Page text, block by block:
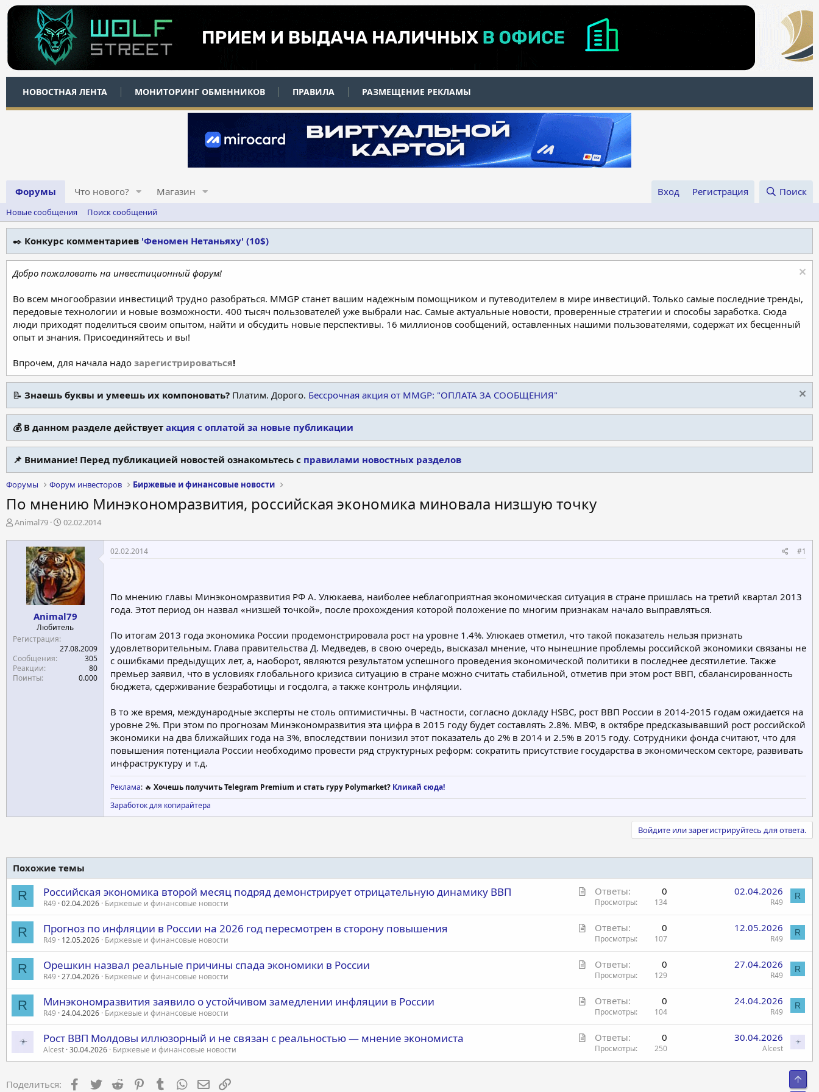
НОВОСТНАЯ ЛЕНТА МОНИТОРИНГ ОБМЕННИКОВ ПРАВИЛА РАЗМЕЩЕНИЕ РЕКЛАМЫ
Форумы Что нового? Магазин Вход Регистрация Поиск
Новые сообщения Поиск сообщений
✒️ Конкурс комментариев 'Феномен Нетаньяху' (10$)
Добро пожаловать на инвестиционный форум!
Во всем многообразии инвестиций трудно разобраться. MMGP станет вашим надежным помощником и путеводителем в мире инвестиций. Только самые последние тренды,
передовые технологии и новые возможности. 400 тысяч пользователей уже выбрали нас. Самые актуальные новости, проверенные стратегии и способы заработка. Сюда
люди приходят поделиться своим опытом, найти и обсудить новые перспективы. 16 миллионов сообщений, оставленных нашими пользователями, содержат их бесценный
опыт и знания. Присоединяйтесь и вы!
Впрочем, для начала надо зарегистрироваться!
📝 Знаешь буквы и умеешь их компоновать? Платим. Дорого. Бессрочная акция от MMGP: "ОПЛАТА ЗА СООБЩЕНИЯ"
💰 В данном разделе действует акция с оплатой за новые публикации
📌 Внимание! Перед публикацией новостей ознакомьтесь с правилами новостных разделов
Форумы Форум инвесторов Биржевые и финансовые новости
По мнению Минэкономразвития, российская экономика миновала низшую точку
А
т
Animal79
Д
т
а
н
а
ч
а
а
02.02.2014
Animal79
Любитель
Регистрация
27.08.2009
Сообщения
305
Реакции
80
Поинты
0.000
02.02.2014 #1
По мнению главы Минэкономразвития РФ А. Улюкаева, наиболее неблагоприятная экономическая ситуация в стране пришлась на третий квартал 2013
года. Этот период он назвал «низшей точкой», после прохождения которой положение по многим признакам начало выправляться.
По итогам 2013 года экономика России продемонстрировала рост на уровне 1.4%. Улюкаев отметил, что такой показатель нельзя признать
удовлетворительным. Глава правительства Д. Медведев, в свою очередь, высказал мнение, что нынешние проблемы российской экономики связаны не
с ошибками предыдущих лет, а, наоборот, являются результатом успешного проведения экономической политики в последнее десятилетие. Также
премьер заявил, что в условиях глобального кризиса ситуацию в стране можно считать стабильной, отметив при этом рост ВВП, сбалансированность
бюджета, сдерживание безработицы и госдолга, а также контроль инфляции.
В то же время, международные эксперты не столь оптимистичны. В частности, согласно докладу HSBC, рост ВВП России в 2014-2015 годам ожидается на
уровне 2%. При этом по прогнозам Минэкономразвития эта цифра в 2015 году будет составлять 2.8%. МВФ, в октябре предсказывавший рост российской
экономики на два ближайших года на 3%, впоследствии понизил этот показатель до 2% в 2014 и 2.5% в 2015 году. Сотрудники фонда считают, что для
повышения потенциала России необходимо провести ряд структурных реформ: сократить присутствие государства в экономическом секторе, развивать
инфраструктуру и т.д.
Реклама: 🔥 Хочешь получить Telegram Premium и стать гуру Polymarket? Кликай сюда!
Заработок для копирайтера
Войдите или зарегистрируйтесь для ответа.
Похожие темы
R
С
т
Российская экономика второй месяц подряд демонстрирует отрицательную динамику ВВП
R49 02.04.2026 Биржевые и финансовые новости
Ответы 0
Просмотры 134
02.04.2026
R49
R
R
С
т
Прогноз по инфляции в России на 2026 год пересмотрен в сторону повышения
R49 12.05.2026 Биржевые и финансовые новости
Ответы 0
Просмотры 107
12.05.2026
R49
R
R
С
т
Орешкин назвал реальные причины спада экономики в России
R49 27.04.2026 Биржевые и финансовые новости
Ответы 0
Просмотры 129
27.04.2026
R49
R
R
С
т
я
Минэкономразвития заявило о устойчивом замедлении инфляции в России
R49 24.04.2026 Биржевые и финансовые новости
Ответы 0
Просмотры 104
24.04.2026
R49
R
С
а
Рост ВВП Молдовы иллюзорный и не связан с реальностью — мнение экономиста
Alcest 30.04.2026 Биржевые и финансовые новости
Ответы 0
Просмотры 250
30.04.2026
Alcest
Поделиться: Facebook
Twitter Reddit PinterestTumblrWhatsAppЭлектронная почта